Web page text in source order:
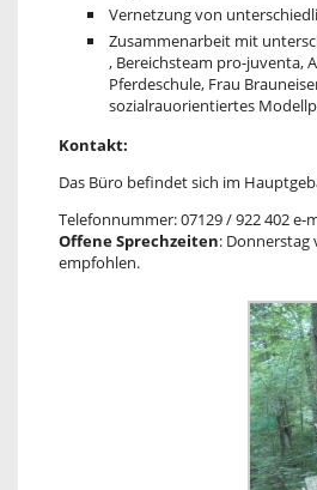
Vernetzung von
Zusammenarbeit mit
, Bereichsteam pro-juventa,
Pferdeschule, Frau
sozialrauorientiertes
Kontakt:
Das Büro befindet sich im
Telefonnummer: 07129 / 922 402
Offene Sprechzeiten: Donnerstag
empfohlen.